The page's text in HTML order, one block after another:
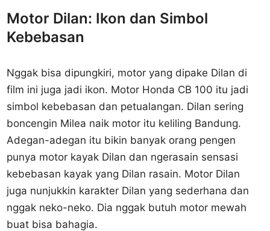
Motor Dilan: Ikon dan Simbol
Kebebasan
Nggak bisa dipungkiri, motor yang dipake Dilan di
film ini juga jadi ikon. Motor Honda CB 100 itu jadi
simbol kebebasan dan petualangan. Dilan sering
boncengin Milea naik motor itu keliling Bandung.
Adegan-adegan itu bikin banyak orang pengen
punya motor kayak Dilan dan ngerasain sensasi
kebebasan kayak yang Dilan rasain. Motor Dilan
juga nunjukkin karakter Dilan yang sederhana dan
nggak neko-neko. Dia nggak butuh motor mewah
buat bisa bahagia.